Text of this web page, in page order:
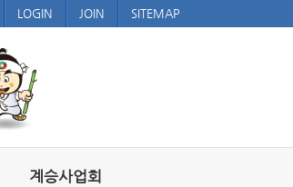
SITEMAP
JOIN
LOGIN
계승사업회